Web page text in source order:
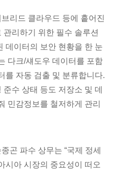
리드 클라우드 등에 흩어진
리하기 위한 필수 솔루션
데이터의 보안 현황을 한 눈
다크/섀도우 데이터를 포함
를 자동 검출 및 분류합니다.
수 상태 등도 저장소 및 데
민감정보를 철저하게 관리
곤 파수 상무는 “국제 정세
시아 시장의 중요성이 떠오